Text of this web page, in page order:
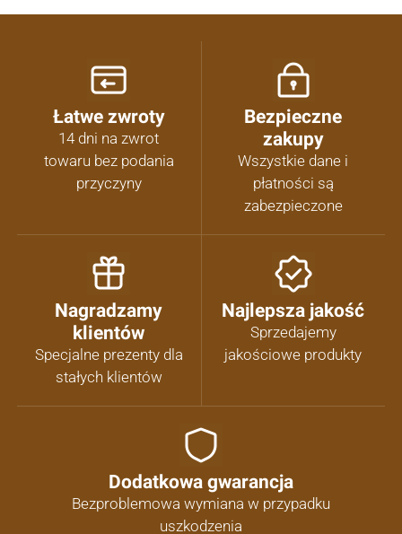
Łatwe zwroty
14 dni na zwrot
towaru bez podania
przyczyny
Bezpieczne
zakupy
Wszystkie dane i
płatności są
zabezpieczone
Nagradzamy
klientów
Specjalne prezenty dla
stałych klientów
Najlepsza jakość
Sprzedajemy
jakościowe produkty
Dodatkowa gwarancja
Bezproblemowa wymiana w przypadku
uszkodzenia